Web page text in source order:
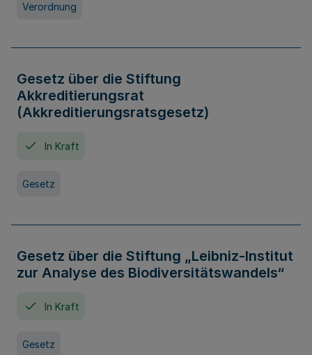
Verordnung
Gesetz über die Stiftung
Akkreditierungsrat
(Akkreditierungsratsgesetz)
In Kraft
Gesetz
Gesetz über die Stiftung „Leibniz-Institut
zur Analyse des Biodiversitätswandels“
In Kraft
Gesetz